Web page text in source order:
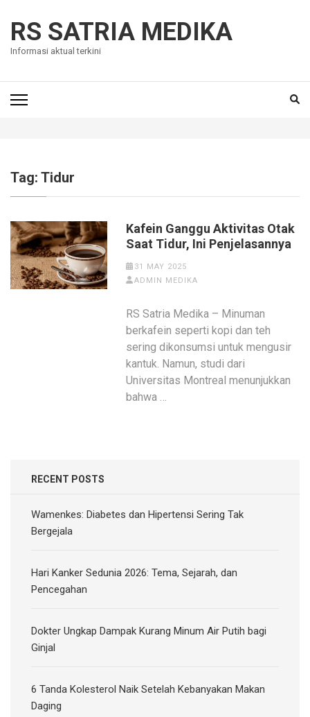
content
(Press
RS SATRIA MEDIKA
Informasi aktual terkini
Tag: Tidur
Kafein Ganggu Aktivitas Otak
Saat Tidur, Ini Penjelasannya
31 MAY 2025
ADMIN MEDIKA
RS Satria Medika – Minuman
berkafein seperti kopi dan teh
sering dikonsumsi untuk mengusir
kantuk. Namun, studi dari
Universitas Montreal menunjukkan
bahwa …
RECENT POSTS
Wamenkes: Diabetes dan Hipertensi Sering Tak
Bergejala
Hari Kanker Sedunia 2026: Tema, Sejarah, dan
Pencegahan
Dokter Ungkap Dampak Kurang Minum Air Putih bagi
Ginjal
6 Tanda Kolesterol Naik Setelah Kebanyakan Makan
Daging